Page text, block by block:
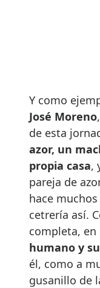
Y como
José Moreno
de esta
azor, un
propia casa,
pareja de
hace muchos
cetrería así.
completa, en
humano y
él, como a
gusanillo de